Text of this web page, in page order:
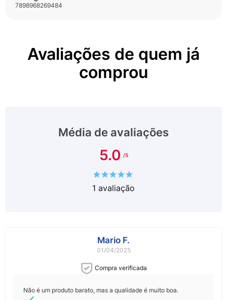
7898968269484
Avaliações de quem já
comprou
Média de avaliações
5.0
1 avaliação
Mario F.
01/04/2025
Compra verificada
Não é um produto barato, mas a qualidade é muito boa.